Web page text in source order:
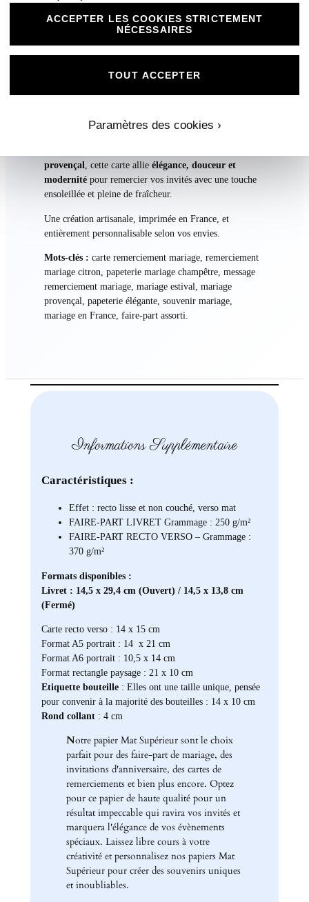
CetteCarte de Remerciements’intègre parfaitement
avec les autres éléments de la collection :
Faire-part Citron sucré
Menu et plan de table
autocollants
provençal, cette carte allie élégance, douceur et
modernitépour remercier vos invités avec une touche
ensoleillée et pleine de fraîcheur.
Une création artisanale, imprimée en France, et
entièrement personnalisable selon vos envies.
Mots-clés : carte remerciement mariage, remerciement
mariage citron, papeterie mariage champêtre, message
remerciement mariage, mariage estival, mariage
provençal, papeterie élégante, souvenir mariage,
mariage en France, faire-part assorti.
Informations Supplémentaire
Caractéristiques :
Effet : recto lisse et non couché, verso mat
FAIRE-PART LIVRET Grammage : 250 g/m²
FAIRE-PART RECTO VERSO – Grammage :
370 g/m²
Formats disponibles :
Livret : 14,5 x 29,4 cm (Ouvert) / 14,5 x 13,8 cm
(Fermé)
Carte recto verso : 14 x 15 cm
Format A5 portrait : 14 x 21 cm
Format A6 portrait : 10,5 x 14 cm
Format rectangle paysage : 21 x 10 cm
Etiquette bouteille: Elles ont une taille unique, pensée
pour convenir à la majorité des bouteilles : 14 x 10 cm
Rond collant : 4 cm
Notre papier Mat Supérieur sont le choix
parfait pour des faire-part de mariage, des
invitations d'anniversaire, des cartes de
remerciements et bien plus encore. Optez
pour ce papier de haute qualité pour un
résultat impeccable qui ravira vos invités et
marquera l'élégance de vos évènements
spéciaux. Laissez libre cours à votre
créativité et personnalisez nos papiers Mat
Supérieur pour créer des souvenirs uniques
et inoubliables.
ACCEPTER LES COOKIES STRICTEMENT
NÉCESSAIRES
Paramètres des cookies ›
TOUT ACCEPTER